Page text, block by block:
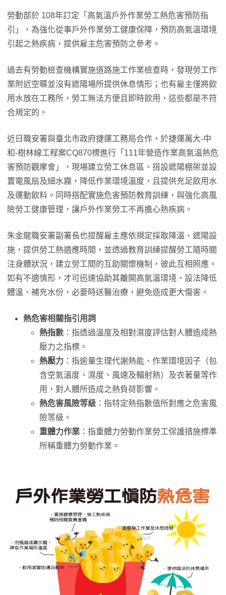
勞動部於 108年訂定「高氣溫戶外作業勞工熱危害預防指
引」，為強化從事戶外作業勞工健康保障，預防高氣溫環境
引起之熱疾病，提供雇主危害預防之參考。
過去有勞動檢查機構實施道路施工作業檢查時，發現勞工作
業附近空曠並沒有遮陽場所提供休息情形；也有雇主僅將飲
用水放在工務所，勞工無法方便且即時飲用，這些都是不符
合規定的。
近日職安署與臺北市政府捷運工務局合作，於捷運萬大-中
和-樹林線工程案CQ870標進行「111年營造作業高氣溫熱危
害預防觀摩會」，現場建立勞工休息區、搭設遮陽棚架並設
置電風扇及細水霧，降低作業環境溫度，且提供充足飲用水
及運動飲料。同時搭配實施危害預防教育訓練，與強化高風
險勞工健康管理，讓戶外作業勞工不再擔心熱疾病。
朱金龍職安署副署長也提醒雇主應依規定採取降溫、遮陽設
施，提供勞工熱適應時間，並透過教育訓練提醒勞工隨時關
注身體狀況，建立勞工間的互助關懷機制，彼此互相照應。
如有不適情形，才可迅速協助其離開高氣溫環境、設法降低
體溫、補充水份，必要時送醫治療，避免造成更大傷害。
熱危害相關指引用詞
熱指數 ：指透過溫度及相對濕度評估對人體造成熱
壓力之指標。
熱壓力 ：指逾量生理代謝熱能、作業環境因子（包
含空氣溫度、濕度、風速及輻射熱）及衣著量等作
用，對人體所造成之熱負荷影響。
熱危害風險等級 ：指特定熱指數值所對應之危害風
險等級。
重體力作業 ：指重體力勞動作業勞工保護措施標準
所稱重體力勞動作業。